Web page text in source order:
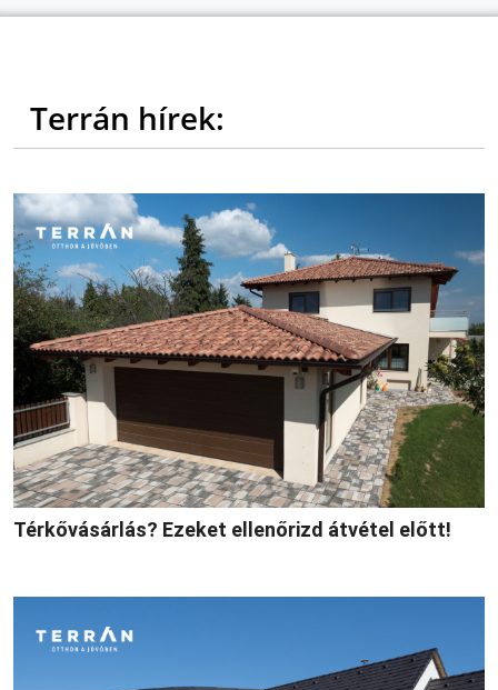
Terrán hírek:
Térkővásárlás? Ezeket ellenőrizd átvétel előtt!